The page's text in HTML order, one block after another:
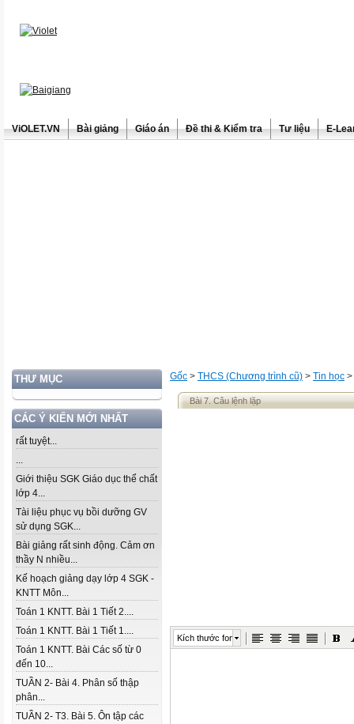
ViOLET.VN Bài giảng Giáo án Đề thi & Kiểm tra Tư liệu E-
THƯ MỤC
CÁC Ý KIẾN MỚI NHẤT
rất tuyệt...
...
Giới thiệu SGK Giáo dục thể chất
lớp 4...
Tài liệu phục vụ bồi dưỡng GV
sử dụng SGK...
Bài giảng rất sinh động. Cảm ơn
thầy N nhiều...
Kế hoạch giảng dạy lớp 4 SGK -
KNTT Môn...
Toán 1 KNTT. Bài 1 Tiết 2....
Toán 1 KNTT. Bài 1 Tiết 1....
Toán 1 KNTT. Bài Các số từ 0
đến 10...
TUẦN 2- Bài 4. Phân số thập
phân...
TUẦN 2- T3. Bài 5. Ôn tập các
Gốc > THCS (Chương trình cũ) > Tin học >
Bài 7. Câu lệnh lặp
Kích thước font